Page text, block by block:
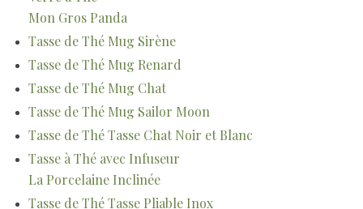
Mon Gros Panda
Tasse de Thé Mug Sirène
Tasse de Thé Mug Renard
Tasse de Thé Mug Chat
Tasse de Thé Mug Sailor Moon
Tasse de Thé Tasse Chat Noir et Blanc
Tasse à Thé avec Infuseur
La Porcelaine Inclinée
Tasse de Thé Tasse Pliable Inox